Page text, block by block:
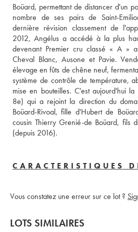
Boüard, permettant de distancer d'un
nombre de ses pairs de Saint-
dernière révision classement de
2012, Angélus a accédé à la plus
devenant Premier cru classé « A »
Cheval Blanc, Ausone et Pavie.
élevage en fûts de chêne neuf,
système de contrôle de température,
mise en bouteilles. C'est aujourd'hui
8e) qui a rejoint la direction du
Boüard-Rivoal, fille d'Hubert de
cousin Thierry Grenié-de Boüard, fils
(depuis 2016).
CARACTERISTIQUES
Vous constatez une erreur sur ce lot ?
LOTS SIMILAIRES